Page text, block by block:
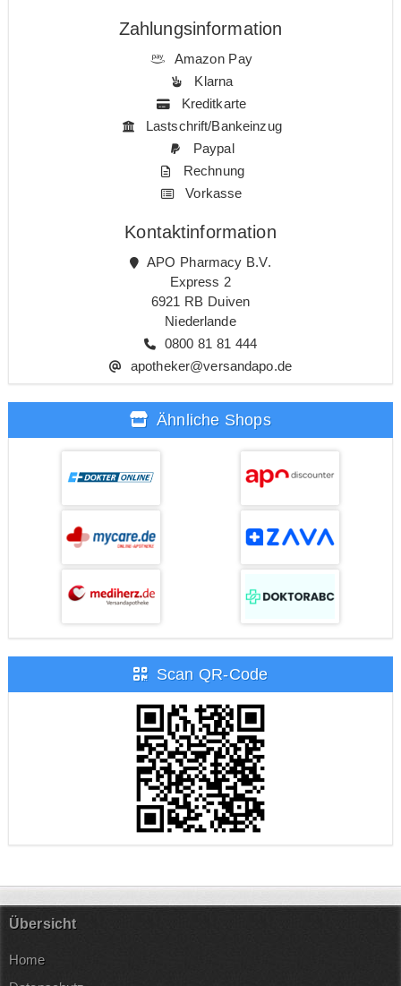
Zahlungsinformation
Amazon Pay
Klarna
Kreditkarte
Lastschrift/Bankeinzug
Paypal
Rechnung
Vorkasse
Kontaktinformation
APO Pharmacy B.V.
Express 2
6921 RB Duiven
Niederlande
0800 81 81 444
apotheker@versandapo.de
Ähnliche Shops
Scan QR-Code
Übersicht
Home